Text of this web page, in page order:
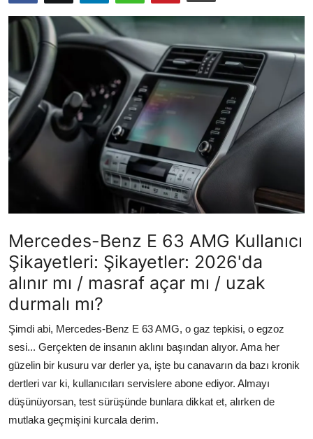
İkinci El & Alım-Satım
Bakım & Arıza Çözümleri
Elektrikli & Hibrit
Kiralama & Filo
Sürüş & Güvenlik
Lastik & Jant
Yağlar & Sıvılar
LPG & Yakıt
Elektrik & Akü
Klima & Konfor
Aydınlatma & Görüş
Şanzıman & Aktarma
Dizel Sistemler
Multimedya & Elektronik
Mercedes-Benz E 63 AMG Kullanıcı
Şikayetleri: Şikayetler: 2026'da
alınır mı / masraf açar mı / uzak
durmalı mı?
Şimdi abi, Mercedes-Benz E 63 AMG, o gaz tepkisi, o egzoz
sesi... Gerçekten de insanın aklını başından alıyor. Ama her
güzelin bir kusuru var derler ya, işte bu canavarın da bazı kronik
dertleri var ki, kullanıcıları servislere abone ediyor. Almayı
düşünüyorsan, test sürüşünde bunlara dikkat et, alırken de
mutlaka geçmişini kurcala derim.